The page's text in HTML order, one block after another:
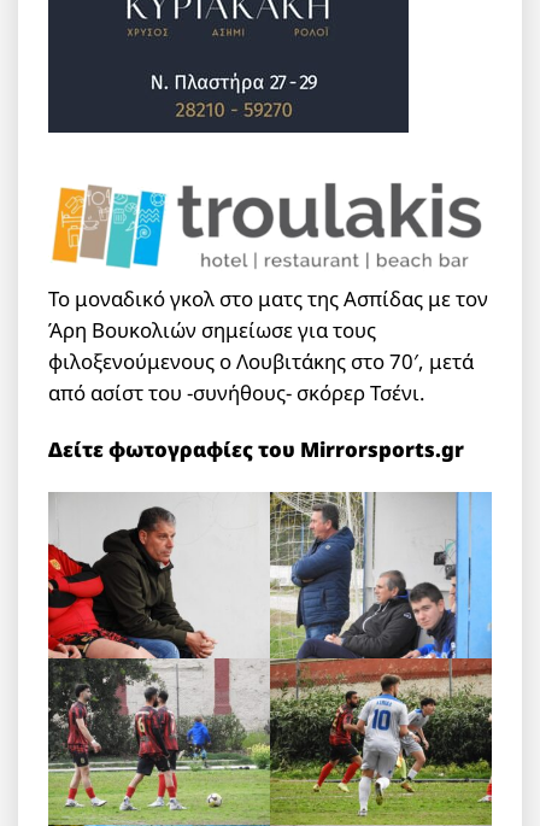
Το μοναδικό γκολ στο ματς της Ασπίδας με τον
Άρη Βουκολιών σημείωσε για τους
φιλοξενούμενους ο Λουβιτάκης στο 70′, μετά
από ασίστ του -συνήθους- σκόρερ Τσένι.
Δείτε φωτογραφίες του Mirrorsports.gr